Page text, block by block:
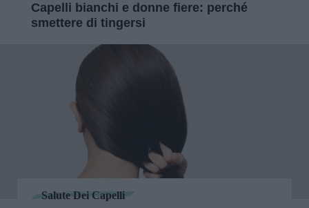
Capelli bianchi e donne fiere: perché
smettere di tingersi
Salute Dei Capelli